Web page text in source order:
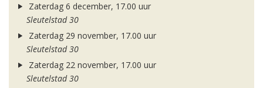
Zaterdag 6 december, 17.00 uur
Sleutelstad 30
Zaterdag 29 november, 17.00 uur
Sleutelstad 30
Zaterdag 22 november, 17.00 uur
Sleutelstad 30